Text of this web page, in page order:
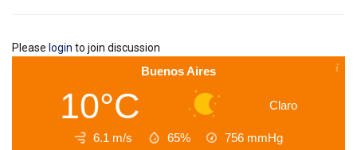
Please login to join discussion
Buenos Aires
10°C Claro
6.1 m/s 65% 756 mmHg